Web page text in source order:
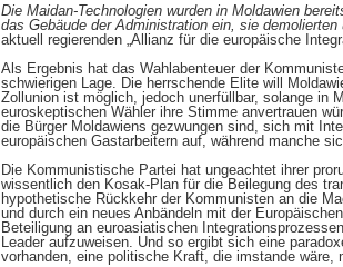
Die Maidan-Technologien wurden in Moldawien
das Gebäude der Administration ein, sie demolierten
aktuell regierenden „Allianz für die europäische
Als Ergebnis hat das Wahlabenteuer der
schwierigen Lage. Die herrschende Elite will
Zollunion ist möglich, jedoch unerfüllbar, solange in
euroskeptischen Wähler ihre Stimme anvertrauen
die Bürger Moldawiens gezwungen sind, sich mit
europäischen Gastarbeitern auf, während manche
Die Kommunistische Partei hat ungeachtet ihrer
wissentlich den Kosak-Plan für die Beilegung des
hypothetische Rückkehr der Kommunisten an die
und durch ein neues Anbändeln mit der
Beteiligung an euroasiatischen
Leader aufzuweisen. Und so ergibt sich eine
vorhanden, eine politische Kraft, die imstande